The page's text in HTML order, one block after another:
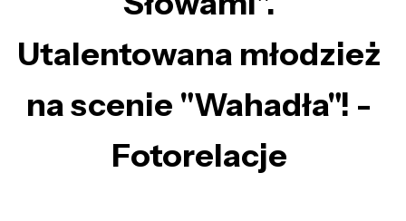
Utalentowana młodzież
na scenie "Wahadła"! -
Fotorelacje